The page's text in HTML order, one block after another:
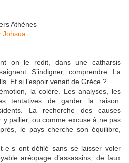
Athènes
Johsua
on le redit, dans une catharsis
S’indigner, comprendre. La
Et si l’espoir venait de Grèce ?
la colère. Les analyses, les
tentatives de garder la raison.
La recherche des causes
pallier, ou comme excuse à ne pas
le pays cherche son équilibre,
e-s ont défilé sans se laisser voler
aréopage d’assassins, de faux